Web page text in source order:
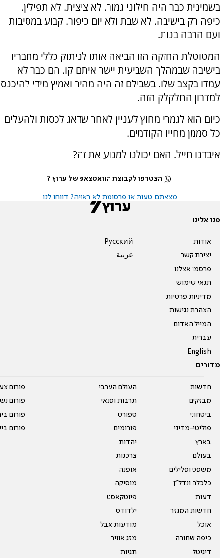
בשמינית כבר היה חילוני גמור. לא ציצית. לא תפילין.
כיפה רק בישיבה. לא שבת ולא יום כיפור. קבוע במסיבות
ועם הרבה בנות.
המטוטלת החזקה הזו הביאה אותו לניתוק כללי מחבריו
בישיבה שבמהלך השביעית יישר איתם קו. הם כבר לא
עמדו בקצב שלו. בשבילם זה היה מהיר ואמיץ מידי להיכנס
למדרון החלקלק הזה.
כיום הוא לגמרי מחוץ לעניין לאחר שדאג לכסות ולהעלים
כל סממן מחייו הקודמים.
איבדנו חייל. האם יכולנו למנוע את זה?
הצטרפו לקבוצת הוואטצאפ של ערוץ 7
מצאתם טעות או פרסומת לא ראויה? דווחו לנו
פנו אלינו
אודות
יצירת קשר
פרסמו אצלנו
תנאי שימוש
מדיניות פרטיות
הצהרת נגישות
המייל האדום
עברית
English
Pусский
عربية
מדורים
חדשות
מבזקים
ביטחוני
פוליטי-מדיני
בארץ
בעולם
משפט ופלילים
כלכלה ונדל"ן
דעות
חדשות המגזר
אוכל
כיפה שחורה
דיגיטל
העולם הערבי
תרבות ופנאי
ספורט
פורומים
יהדות
צרכנות
אופנה
מוסיקה
פיוטקאסט
ילדודס
מודעות אבל
מזג אוויר
תגיות
פורום
פורום
פורום
פורום